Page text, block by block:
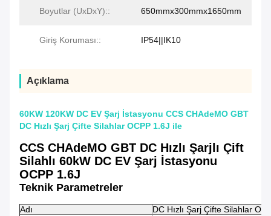
Boyutlar (UxDxY):: 650mmx300mmx1650mm
Giriş Koruması:: IP54||IK10
Açıklama
60KW 120KW DC EV Şarj İstasyonu CCS CHAdeMO GBT
DC Hızlı Şarj Çifte Silahlar OCPP 1.6J ile
CCS CHAdeMO GBT DC Hızlı Şarjlı Çift
Silahlı 60kW DC EV Şarj İstasyonu
OCPP 1.6J
Teknik Parametreler
Adı
DC Hızlı Şarj Çifte Silahlar